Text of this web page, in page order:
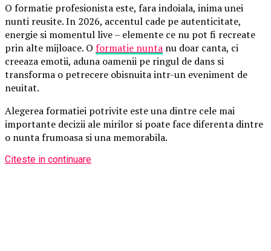
O formatie profesionista este, fara indoiala, inima unei
nunti reusite. In 2026, accentul cade pe autenticitate,
energie si momentul live – elemente ce nu pot fi recreate
prin alte mijloace. O formatie nunta nu doar canta, ci
creeaza emotii, aduna oamenii pe ringul de dans si
transforma o petrecere obisnuita intr-un eveniment de
neuitat.
Alegerea formatiei potrivite este una dintre cele mai
importante decizii ale mirilor si poate face diferenta dintre
o nunta frumoasa si una memorabila.
Citeste in continuare